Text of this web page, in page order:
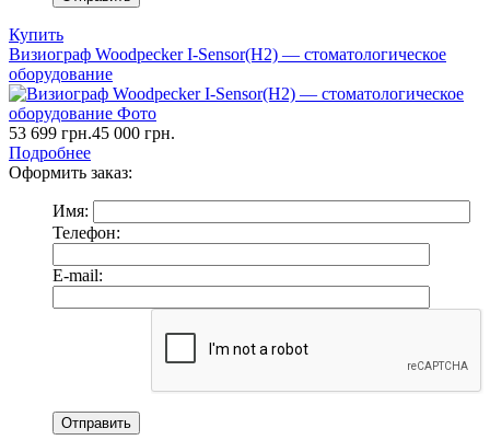
Купить
Визиограф Woodpecker I-Sensor(H2) — стоматологическое
оборудование
53 699 грн.45 000 грн.
Подробнее
Оформить заказ:
Имя:
Телефон:
E-mail: